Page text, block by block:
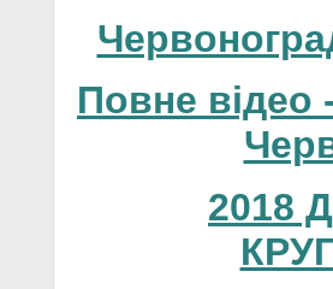
Повне відео
2018